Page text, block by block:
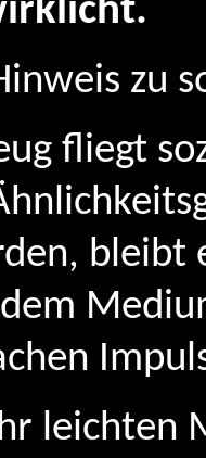
zu
fliegt
bleibt
leichten